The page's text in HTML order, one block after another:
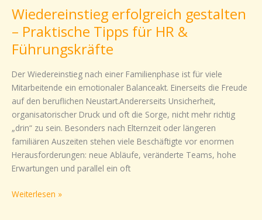
Wiedereinstieg erfolgreich gestalten
– Praktische Tipps für HR &
Führungskräfte
Der Wiedereinstieg nach einer Familienphase ist für viele
Mitarbeitende ein emotionaler Balanceakt. Einerseits die Freude
auf den beruflichen Neustart.Andererseits Unsicherheit,
organisatorischer Druck und oft die Sorge, nicht mehr richtig
„drin“ zu sein. Besonders nach Elternzeit oder längeren
familiären Auszeiten stehen viele Beschäftigte vor enormen
Herausforderungen: neue Abläufe, veränderte Teams, hohe
Erwartungen und parallel ein oft
gestalten
Praktische
Tipps
HR
&
Führungskräfte
Weiterlesen »